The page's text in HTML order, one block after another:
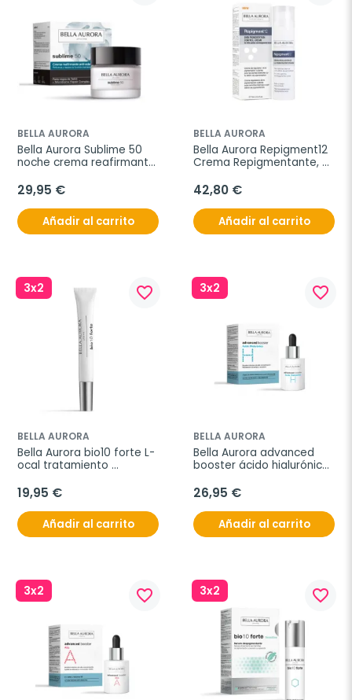
BELLA AURORA
Bella Aurora Sublime 50
noche crema reafirmante
29,95 €
Añadir al carrito
BELLA AURORA
Bella Aurora Repigment12
Crema Repigmentante,
42,80 €
Añadir al carrito
3x2 favorite_border
BELLA AURORA
Bella Aurora bio10 forte L-
ocal tratamiento
19,95 €
Añadir al carrito
3x2 favorite_border
BELLA AURORA
Bella Aurora advanced
booster ácido hialurónico,
26,95 €
Añadir al carrito
3x2 favorite_border 3x2 favorite_border